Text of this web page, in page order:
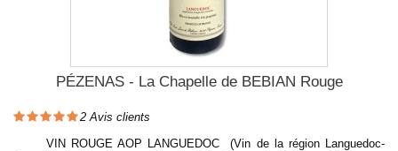
PÉZENAS - La Chapelle de BEBIAN Rouge
2 Avis clients
VIN ROUGE AOP LANGUEDOC (Vin de la région Languedoc-